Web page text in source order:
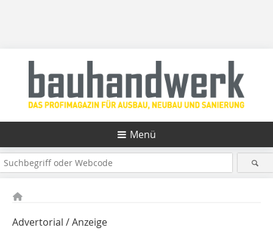
Menü
Advertorial / Anzeige